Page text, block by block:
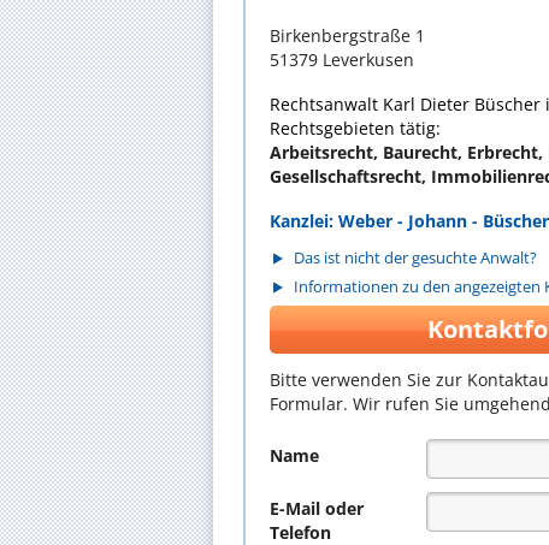
Birkenbergstraße 1
51379 Leverkusen
Rechtsanwalt Karl Dieter
Rechtsgebieten tätig:
Arbeitsrecht, Baurecht, Erbrecht,
Gesellschaftsrecht,
Kanzlei: Weber - Johann -
Das ist nicht der gesuchte Anwalt?
Informationen zu den angezeigten
Bitte verwenden Sie zur
Formular. Wir rufen Sie
Name
E-Mail oder
Telefon